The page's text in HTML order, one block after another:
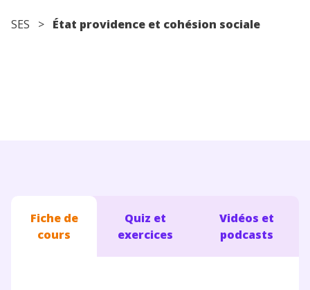
Conseils pour les parents
SES > État providence et cohésion sociale
Fiche de
cours
Quiz et
exercices
Vidéos et
podcasts